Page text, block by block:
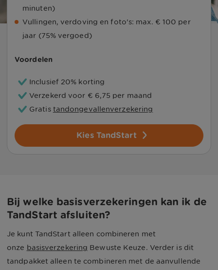
minuten)
Vullingen, verdoving en foto's: max. € 100 per
jaar (75% vergoed)
Voordelen
Inclusief 20% korting
Verzekerd voor € 6,75 per maand
Gratis tandongevallenverzekering
Kies TandStart
Bij welke basisverzekeringen kan ik de
TandStart afsluiten?
Je kunt TandStart alleen combineren met
onze basisverzekering Bewuste Keuze. Verder is dit
tandpakket alleen te combineren met de aanvullende